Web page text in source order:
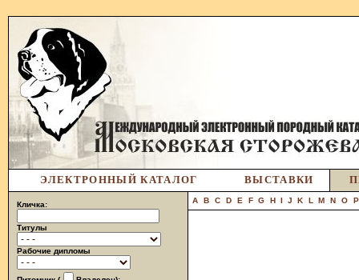
ЭЛЕКТРОННЫЙ КАТАЛОГ ВЫСТАВКИ
Кличка:
Титулы
Рабочие дипломы
A B C D E F G H I J K L M N O P